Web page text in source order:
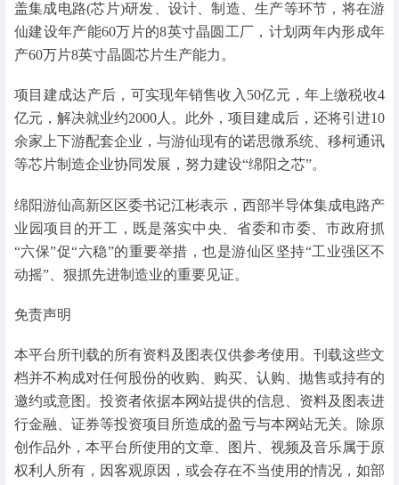
盖集成电路(芯片)研发、设计、制造、生产等环节，将在游
仙建设年产能60万片的8英寸晶圆工厂，计划两年内形成年
产60万片8英寸晶圆芯片生产能力。
项目建成达产后，可实现年销售收入50亿元，年上缴税收4
亿元，解决就业约2000人。此外，项目建成后，还将引进10
余家上下游配套企业，与游仙现有的诺思微系统、移柯通讯
等芯片制造企业协同发展，努力建设“绵阳之芯”。
绵阳游仙高新区区委书记江彬表示，西部半导体集成电路产
业园项目的开工，既是落实中央、省委和市委、市政府抓
“六保”促“六稳”的重要举措，也是游仙区坚持“工业强区不
动摇”、狠抓先进制造业的重要见证。
免责声明
本平台所刊载的所有资料及图表仅供参考使用。 刊载这些文
档并不构成对任何股份的收购、购买、认购、抛售或持有的
邀约或意图。 投资者依据本网站提供的信息、资料及图表进
行金融、证券等投资项目所造成的盈亏与本网站无关。
除原
创作品外，本平台所使用的文章、图片、视频及音乐属于原
权利人所有，因客观原因，或会存在不当使用的情况，如部